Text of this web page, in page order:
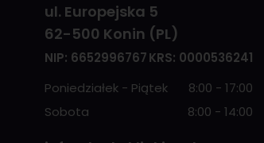
ul. Europejska 5
62-500 Konin (PL)
NIP: 6652996767KRS: 0000536241
Poniedziałek - Piątek
8:00 - 17:00
Sobota
8:00 - 14:00